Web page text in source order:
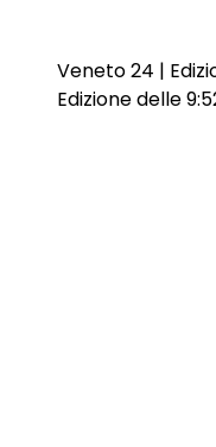
Veneto 24 |
Edizione delle